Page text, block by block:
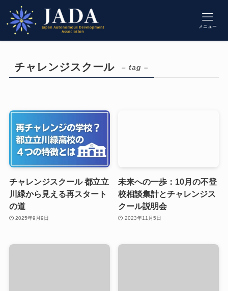
メニュー
チャレンジスクール – tag –
チャレンジスクール 都立立
川緑から見える再スタート
の道
2025年9月9日
未来への一歩：10月の不登
校相談集計とチャレンジス
クール説明会
2023年11月5日